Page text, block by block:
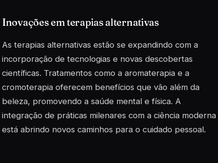
Inovações em terapias alternativas
As terapias alternativas estão se expandindo com a
incorporação de tecnologias e novas descobertas
científicas. Tratamentos como a aromaterapia e a
cromoterapia oferecem benefícios que vão além da
beleza, promovendo a saúde mental e física. A
integração de práticas milenares com a ciência moderna
está abrindo novos caminhos para o cuidado pessoal.